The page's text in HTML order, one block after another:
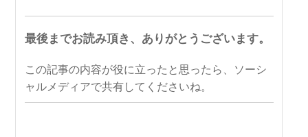
最後までお読み頂き、ありがとうございます。
この記事の内容が役に立ったと思ったら、ソーシ
ャルメディアで共有してくださいね。